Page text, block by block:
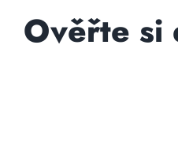
Ověřte si